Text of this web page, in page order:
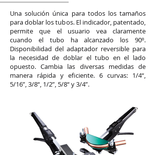
Una solución única para todos los tamaños
para doblar los tubos. El indicador, patentado,
permite que el usuario vea claramente
cuando el tubo ha alcanzado los 90º.
Disponibilidad del adaptador reversible para
la necesidad de doblar el tubo en el lado
opuesto. Cambia las diversas medidas de
manera rápida y eficiente. 6 curvas: 1/4“,
5/16”, 3/8“, 1/2”, 5/8“ y 3/4”.
acondicionado - servicios instalación
aire acondicionado - producto para
limpiar aire acondicionado - productos
para eliminar olores aire acondicionado